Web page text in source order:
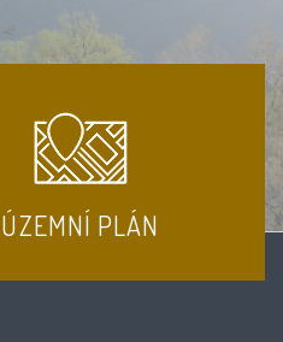
ÚZEMNÍ PLÁN